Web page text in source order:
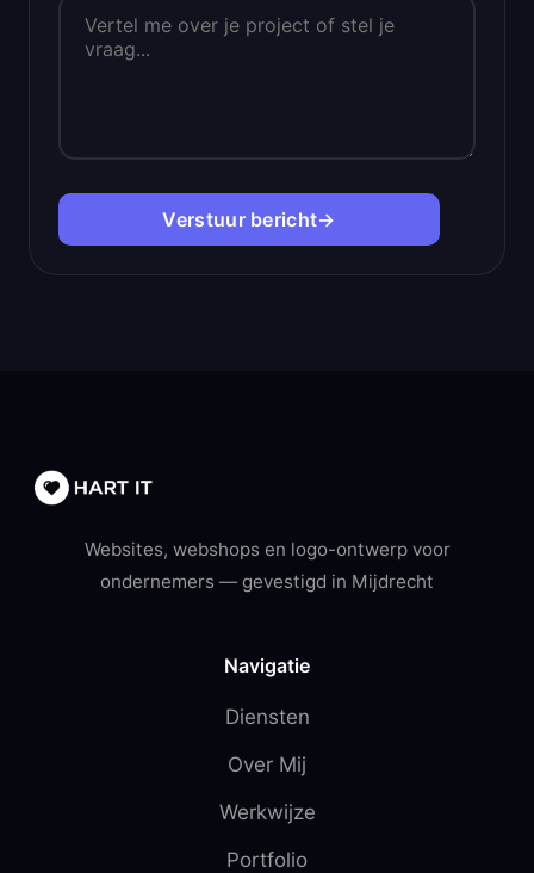
Verstuur bericht→
Websites, webshops en logo-ontwerp voor
ondernemers — gevestigd in Mijdrecht
Navigatie
Diensten
Over Mij
Werkwijze
Portfolio